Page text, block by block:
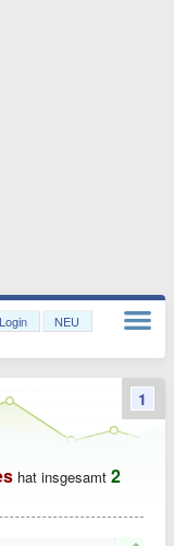
Login NEU
hat insgesamt 2
1